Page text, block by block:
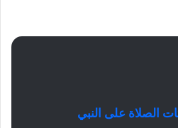
الصلاة على النبي